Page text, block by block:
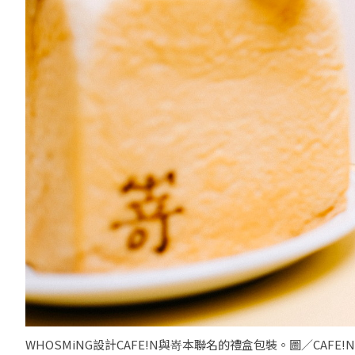
WHOSMiNG設計CAFE!N與嵜本聯名的禮盒包裝。圖／